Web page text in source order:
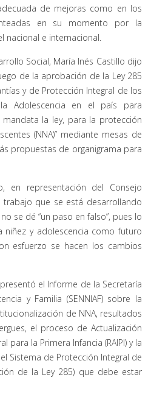
de mejoras como en los
en su momento por la
nacional e internacional.
Social, María Inés Castillo dijo
de la aprobación de la Ley 285
y de Protección Integral de los
Adolescencia en el país para
la ley, para la protección
(NNA)” mediante mesas de
propuestas de organigrama para
en representación del Consejo
que se está desarrollando
se dé “un paso en falso”, pues lo
niñez y adolescencia como futuro
esfuerzo se hacen los cambios
el Informe de la Secretaría
y Familia (SENNIAF) sobre la
de NNA, resultados
el proceso de Actualización
para la Primera Infancia (RAIPI) y la
Sistema de Protección Integral de
de la Ley 285) que debe estar